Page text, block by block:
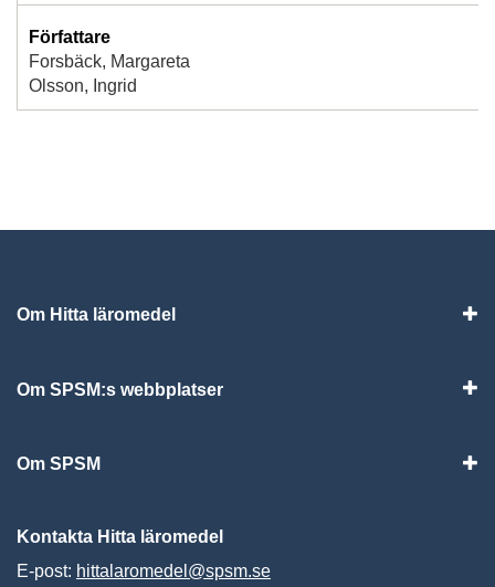
Författare
Forsbäck, Margareta
Olsson, Ingrid
Om Hitta läromedel
Om SPSM:s webbplatser
Om SPSM
Kontakta Hitta läromedel
E-post: hittalaromedel@spsm.se